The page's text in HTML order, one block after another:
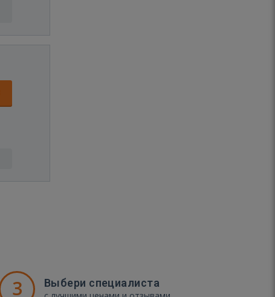
3 Выбери специалиста